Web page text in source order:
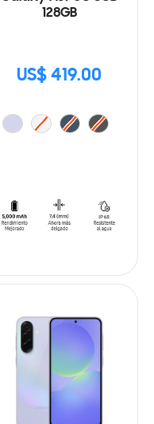
128GB
US$ 419.00